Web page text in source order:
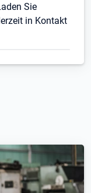
Sie
in Kontakt